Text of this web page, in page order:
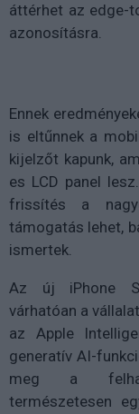
áttérhet az edge-
azonosításra.
Ennek
is eltűnnek a
kijelzőt kapunk,
es LCD panel
frissítés a
támogatás lehet,
ismertek.
Az új iPhone
várhatóan a
az Apple
generatív AI-
meg a
természetesen